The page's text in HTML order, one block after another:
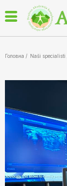
Головна / Naši specialisti